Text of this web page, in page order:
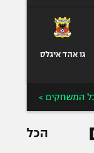
גו אהד איגלס
המשחקים >
הכל